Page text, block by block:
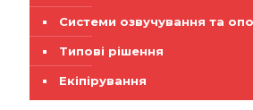
Системи озвучування та
Типові рішення
Екіпірування